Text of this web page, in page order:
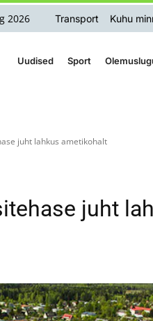
2026 Transport Kuhu
Uudised Sport
juht lahkus ametikohalt
juht